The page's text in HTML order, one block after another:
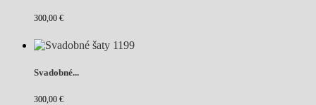
300,00 €
Svadobné...
300,00 €